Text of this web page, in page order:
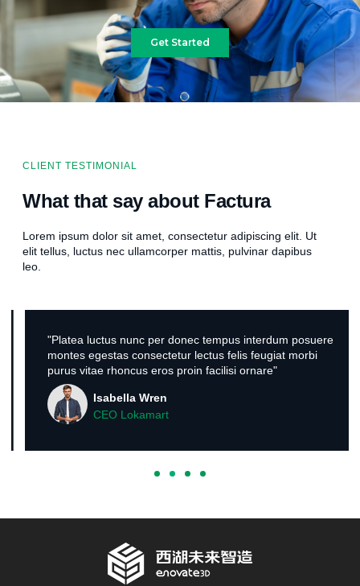
Get Started
CLIENT TESTIMONIAL
What that say about Factura
Lorem ipsum dolor sit amet, consectetur adipiscing elit. Ut
elit tellus, luctus nec ullamcorper mattis, pulvinar dapibus
leo.
"Platea luctus nunc per donec tempus interdum posuere
montes egestas consectetur lectus felis feugiat morbi
purus vitae rhoncus eros proin facilisi ornare"
Isabella Wren
CEO Lokamart